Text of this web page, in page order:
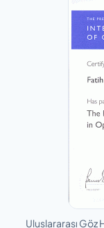
Uluslararası Göz